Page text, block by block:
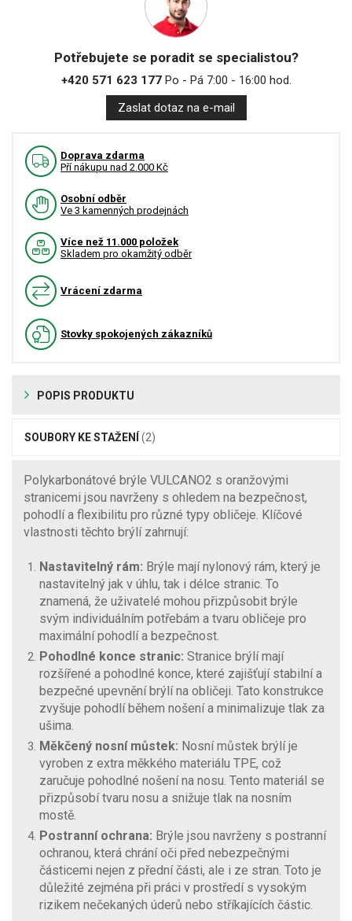
Potřebujete se poradit se specialistou?
+420 571 623 177Po - Pá 7:00 - 16:00 hod.
Zaslat dotaz na e-mail
Doprava zdarma
Pří nákupu nad 2.000 Kč
Osobní odběr
Ve 3 kamenných prodejnách
Více než 11.000 položek
Skladem pro okamžitý odběr
Vrácení zdarma
Stovky spokojených zákazníků
POPIS PRODUKTU
SOUBORY KE STAŽENÍ (2)
Polykarbonátové brýle VULCANO2 s oranžovými
stranicemi jsou navrženy s ohledem na bezpečnost,
pohodlí a flexibilitu pro různé typy obličeje. Klíčové
vlastnosti těchto brýlí zahrnují:
Nastavitelný rám: Brýle mají nylonový rám, který je
nastavitelný jak v úhlu, tak i délce stranic. To
znamená, že uživatelé mohou přizpůsobit brýle
svým individuálním potřebám a tvaru obličeje pro
maximální pohodlí a bezpečnost.
Pohodlné konce stranic: Stranice brýlí mají
rozšířené a pohodlné konce, které zajišťují stabilní a
bezpečné upevnění brýlí na obličeji. Tato konstrukce
zvyšuje pohodlí během nošení a minimalizuje tlak za
ušima.
Měkčený nosní můstek: Nosní můstek brýlí je
vyroben z extra měkkého materiálu TPE, což
zaručuje pohodlné nošení na nosu. Tento materiál se
přizpůsobí tvaru nosu a snižuje tlak na nosním
mostě.
Postranní ochrana: Brýle jsou navrženy s postranní
ochranou, která chrání oči před nebezpečnými
částicemi nejen z přední části, ale i ze stran. Toto je
důležité zejména při práci v prostředí s vysokým
rizikem nečekaných úderů nebo stříkajících částic.